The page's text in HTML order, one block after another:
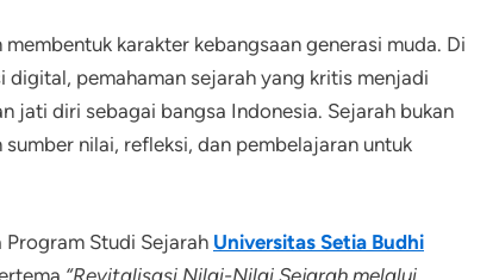
karakter kebangsaan generasi muda. Di
pemahaman sejarah yang kritis menjadi
jati diri sebagai bangsa Indonesia. Sejarah bukan
nilai, refleksi, dan pembelajaran untuk
Studi Sejarah Universitas Setia Budhi
“Revitalisasi Nilai-Nilai Sejarah melalui